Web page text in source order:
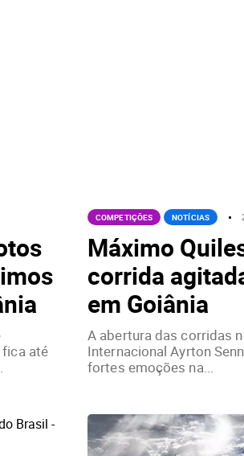
até
COMPETIÇÕES NOTÍCIAS
Máximo
corrida
em Goiânia
A abertura das corridas
Internacional Ayrton
fortes emoções na...